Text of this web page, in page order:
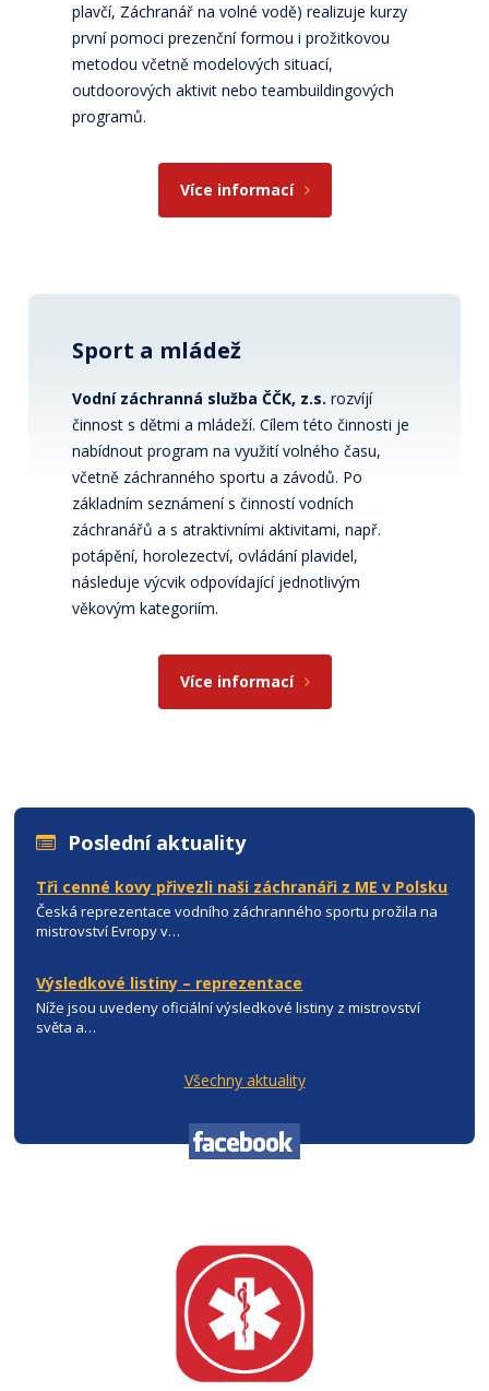
plavčí, Záchranář na volné vodě) realizuje kurzy
první pomoci prezenční formou i prožitkovou
metodou včetně modelových situací,
outdoorových aktivit nebo teambuildingových
programů.
Více informací
Sport a mládež
Vodní záchranná služba ČČK, z.s. rozvíjí
činnost s dětmi a mládeží. Cílem této činnosti je
nabídnout program na využití volného času,
včetně záchranného sportu a závodů. Po
základním seznámení s činností vodních
záchranářů a s atraktivními aktivitami, např.
potápění, horolezectví, ovládání plavidel,
následuje výcvik odpovídající jednotlivým
věkovým kategoriím.
Více informací
Poslední aktuality
Tři cenné kovy přivezli naši záchranáři z ME v Polsku
Česká reprezentace vodního záchranného sportu prožila na
mistrovství Evropy v…
Výsledkové listiny – reprezentace
Níže jsou uvedeny oficiální výsledkové listiny z mistrovství
světa a…
Všechny aktuality